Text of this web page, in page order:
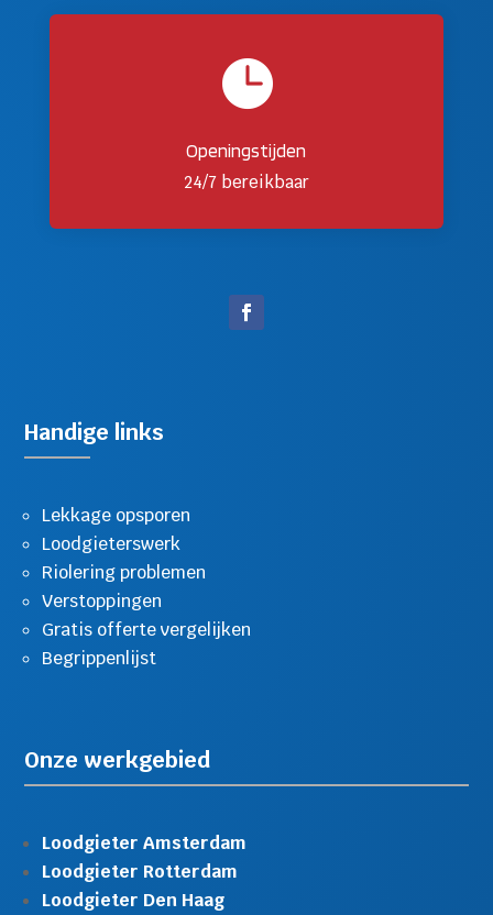

Openingstijden
24/7 bereikbaar
Handige links
Lekkage opsporen
Loodgieterswerk
Riolering problemen
Verstoppingen
Gratis offerte vergelijken
Begrippenlijst
Onze werkgebied
Loodgieter Amsterdam
Loodgieter Rotterdam
Loodgieter Den Haag